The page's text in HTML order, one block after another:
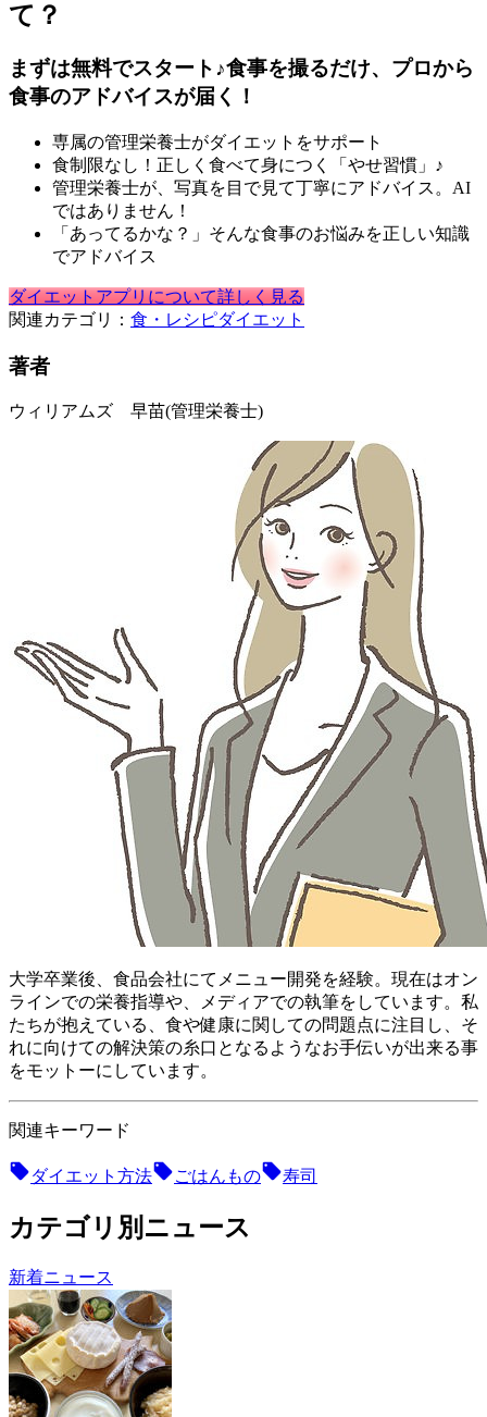
て？
まずは無料でスタート♪食事を撮るだけ、プロから
食事のアドバイスが届く！
専属の管理栄養士がダイエットをサポート
食制限なし！正しく食べて身につく「やせ習慣」♪
管理栄養士が、写真を目で見て丁寧にアドバイス。AI
ではありません！
「あってるかな？」そんな食事のお悩みを正しい知識
でアドバイス
ダイエットアプリについて詳しく見る
関連カテゴリ： 食・レシピダイエット
著者
ウィリアムズ 早苗(管理栄養士)
大学卒業後、食品会社にてメニュー開発を経験。現在はオン
ラインでの栄養指導や、メディアでの執筆をしています。私
たちが抱えている、食や健康に関しての問題点に注目し、そ
れに向けての解決策の糸口となるようなお手伝いが出来る事
をモットーにしています。
関連キーワード
ダイエット方法 ごはんもの 寿司
カテゴリ別ニュース
新着ニュース